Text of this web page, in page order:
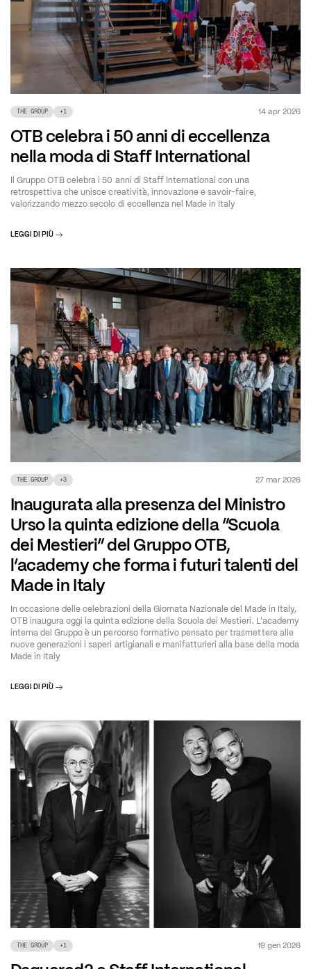
THE GROUP +1 14 apr 2026
OTB celebra i 50 anni di eccellenza
nella moda di Staff International
Il Gruppo OTB celebra i 50 anni di Staff International con una
retrospettiva che unisce creatività, innovazione e savoir-faire,
valorizzando mezzo secolo di eccellenza nel Made in Italy
LEGGI DI PIÙ
THE GROUP +3 27 mar 2026
Inaugurata alla presenza del Ministro
Urso la quinta edizione della “Scuola
dei Mestieri” del Gruppo OTB,
l’academy che forma i futuri talenti del
Made in Italy
In occasione delle celebrazioni della Giornata Nazionale del Made in Italy,
OTB inaugura oggi la quinta edizione della Scuola dei Mestieri. L'academy
interna del Gruppo è un percorso formativo pensato per trasmettere alle
nuove generazioni i saperi artigianali e manifatturieri alla base della moda
Made in Italy
LEGGI DI PIÙ
THE GROUP +1 19 gen 2026